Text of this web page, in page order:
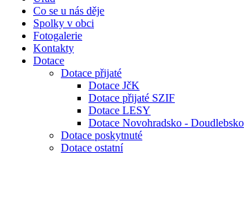
Co se u nás děje
Spolky v obci
Fotogalerie
Kontakty
Dotace
Dotace přijaté
Dotace JčK
Dotace přijaté SZIF
Dotace LESY
Dotace Novohradsko - Doudlebsko
Dotace poskytnuté
Dotace ostatní